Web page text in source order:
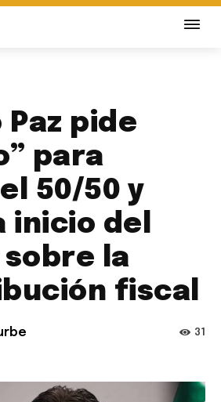
Paz pide
para
50/50 y
inicio del
la
fiscal
31